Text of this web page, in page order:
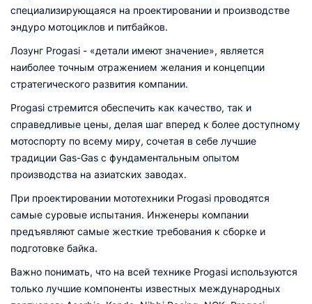
специализирующаяся на проектировании и производстве
эндуро мотоциклов и питбайков.
Лозунг Progasi - «детали имеют значение», является
наиболее точным отражением желания и концепции
стратегического развития компании.
Progasi стремится обеспечить как качество, так и
справедливые цены, делая шаг вперед к более доступному
мотоспорту по всему миру, cочетая в себе лучшие
традиции Gas-Gas с фундаментальным опытом
производства на азиатских заводах.
При проектировании мототехники Progasi проводятся
самые суровые испытания. Инженеры компании
предъявляют самые жесткие требования к сборке и
подготовке байка.
Важно понимать, что на всей технике Progasi используются
только лучшие компоненты известных международных